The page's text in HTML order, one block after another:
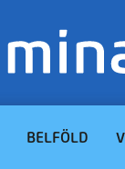
BELFÖLD